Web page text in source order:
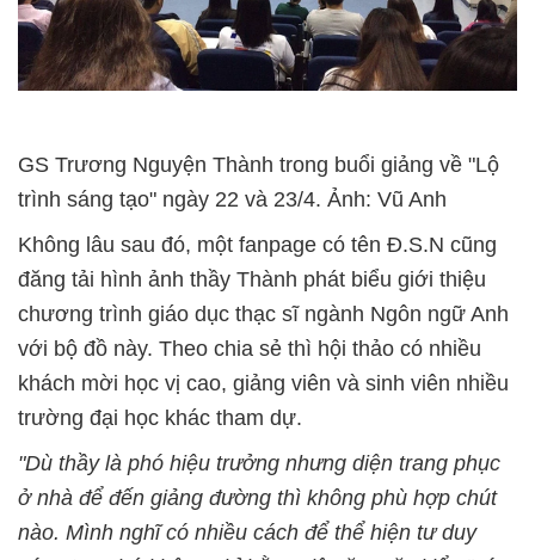
GS Trương Nguyện Thành trong buổi giảng về "Lộ
trình sáng tạo" ngày 22 và 23/4. Ảnh: Vũ Anh
Không lâu sau đó, một fanpage có tên Đ.S.N cũng
đăng tải hình ảnh thầy Thành phát biểu giới thiệu
chương trình giáo dục thạc sĩ ngành Ngôn ngữ Anh
với bộ đồ này. Theo chia sẻ thì hội thảo có nhiều
khách mời học vị cao, giảng viên và sinh viên nhiều
trường đại học khác tham dự.
"Dù thầy là phó hiệu trưởng nhưng diện trang phục
ở nhà để đến giảng đường thì không phù hợp chút
nào. Mình nghĩ có nhiều cách để thể hiện tư duy